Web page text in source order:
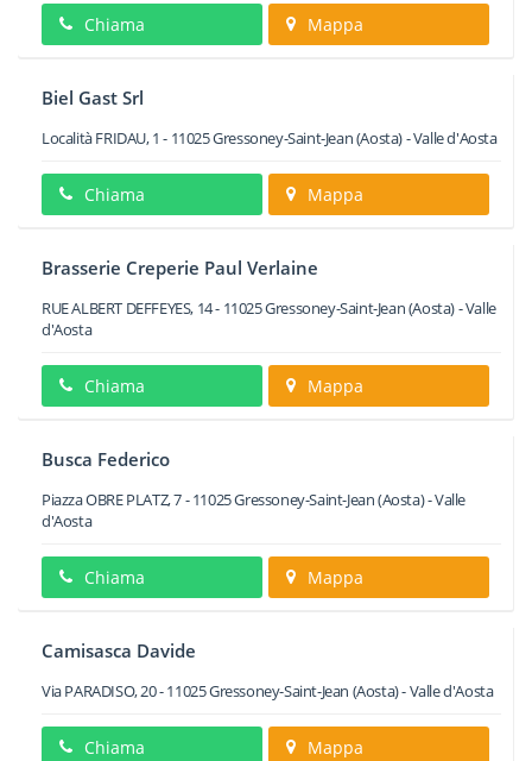
Chiama Mappa
Biel Gast Srl
Località FRIDAU, 1 - 11025Gressoney-Saint-Jean(Aosta) -Valle d'Aosta
Chiama Mappa
Brasserie Creperie Paul Verlaine
RUE ALBERT DEFFEYES, 14- 11025Gressoney-Saint-Jean(Aosta) -Valle
d'Aosta
Chiama Mappa
Busca Federico
Piazza OBRE PLATZ, 7-11025Gressoney-Saint-Jean(Aosta) -Valle
d'Aosta
Chiama Mappa
Camisasca Davide
Via PARADISO, 20-11025Gressoney-Saint-Jean (Aosta) -Valle d'Aosta
Chiama Mappa